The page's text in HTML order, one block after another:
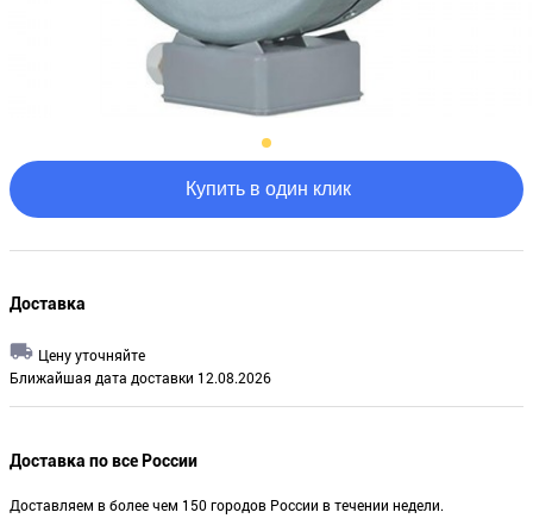
Купить в один клик
Доставка
Цену уточняйте
Ближайшая дата доставки 12.08.2026
Доставка по все России
Доставляем в более чем 150 городов России в течении недели.